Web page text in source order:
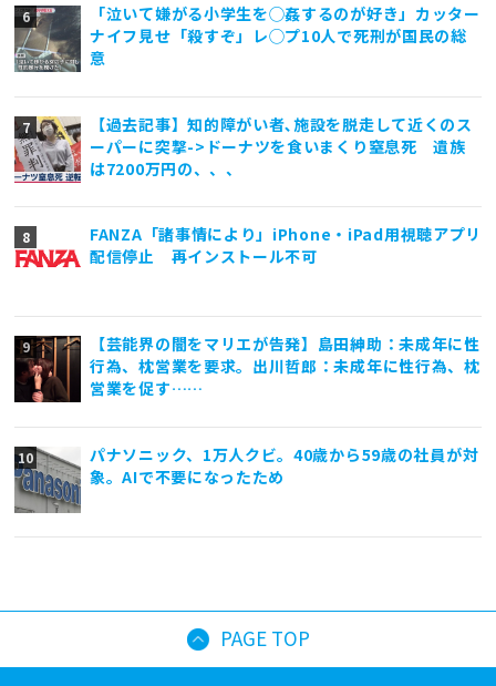
「泣いて嫌がる小学生を◯姦するのが好き」カッター
ナイフ見せ「殺すぞ」レ◯プ10人で死刑が国民の総
意
【過去記事】知的障がい者､施設を脱走して近くのス
ーパーに突撃->ドーナツを食いまくり窒息死 遺族
は7200万円の、、、
FANZA「諸事情により」iPhone・iPad用視聴アプリ
配信停止 再インストール不可
【芸能界の闇をマリエが告発】島田紳助：未成年に性
行為、枕営業を要求。出川哲郎：未成年に性行為、枕
営業を促す……
パナソニック、1万人クビ。40歳から59歳の社員が対
象。AIで不要になったため
PAGE TOP